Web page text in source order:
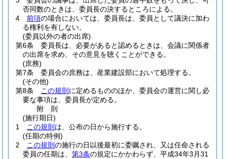
否同数のときは、委員長の決するところによる。
4
前項の場合においては、委員長は、委員として議決に加わ
る権利を有しない。
(委員以外の者の出席)
第6条
委員長は、必要があると認めるときは、会議に関係者
の出席を求め、その意見を聴くことができる。
(庶務)
第7条
委員会の庶務は、産業建設部において処理する。
(その他)
第8条
この規則 に定めるもののほか、委員会の運営に関し必
要な事項は、委員長が定める。
附 則
(施行期日)
1
この規則 は、公布の日から施行する。
(任期の特例)
2
この規則 の施行の日以後最初に委嘱され、又は任命される
委員の任期は、 第3条の規定にかかわらず、平成34年3月31